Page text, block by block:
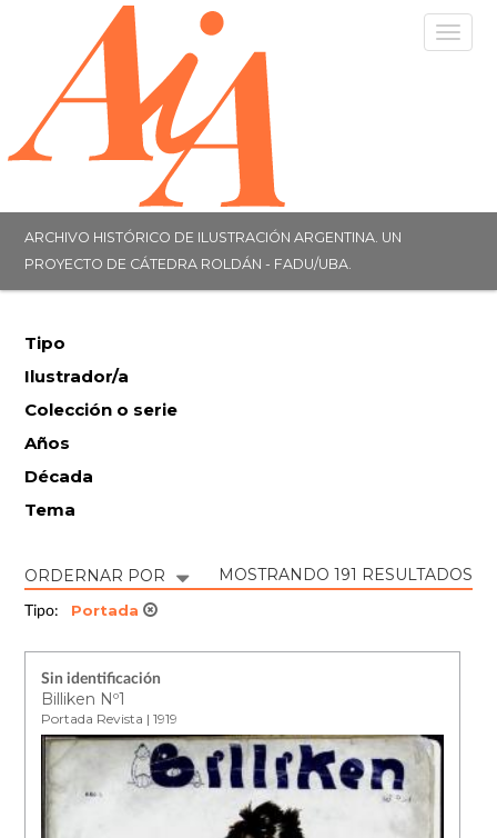
ARCHIVO HISTÓRICO DE ILUSTRACIÓN ARGENTINA. UN
PROYECTO DE CÁTEDRA ROLDÁN - FADU/UBA.
Tipo
Ilustrador/a
Colección o serie
Años
Década
Tema
ORDERNAR POR MOSTRANDO 191 RESULTADOS
Tipo: Portada
Sin identificación
Billiken Nº1
Portada Revista | 1919